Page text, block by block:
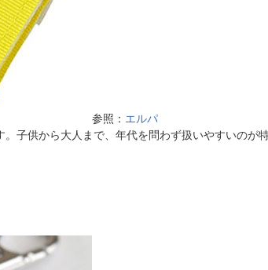
参照： エルパ
子供から大人まで、年代を問わず扱いやすいのが